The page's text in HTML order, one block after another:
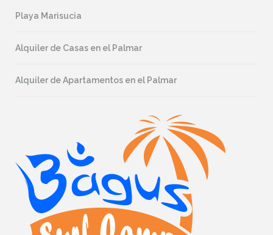
Playa Marisucia
Alquiler de Casas en el Palmar
Alquiler de Apartamentos en el Palmar